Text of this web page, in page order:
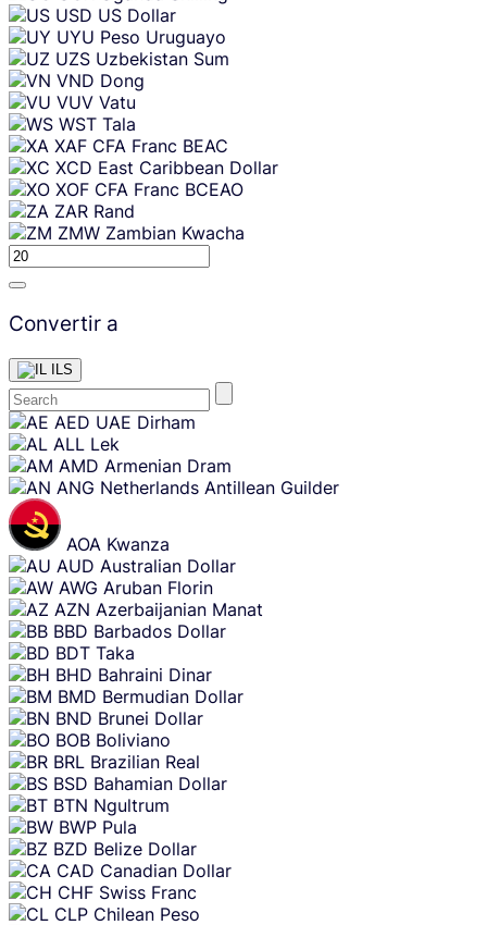
USD US Dollar
UYU Peso Uruguayo
UZS Uzbekistan Sum
VND Dong
VUV Vatu
WST Tala
XAF CFA Franc BEAC
XCD East Caribbean Dollar
XOF CFA Franc BCEAO
ZAR Rand
ZMW Zambian Kwacha
Convertir a
ILS
Skip
content
AED UAE Dirham
ALL Lek
AMD Armenian Dram
ANG Netherlands Antillean Guilder
AOA Kwanza
AUD Australian Dollar
AWG Aruban Florin
AZN Azerbaijanian Manat
BBD Barbados Dollar
BDT Taka
BHD Bahraini Dinar
BMD Bermudian Dollar
BND Brunei Dollar
BOB Boliviano
BRL Brazilian Real
BSD Bahamian Dollar
BTN Ngultrum
BWP Pula
BZD Belize Dollar
CAD Canadian Dollar
CHF Swiss Franc
CLP Chilean Peso